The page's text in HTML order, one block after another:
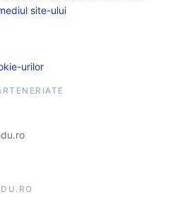
site-ului
urilor